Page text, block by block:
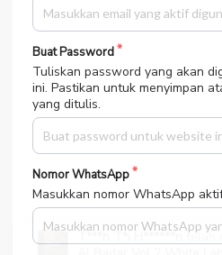
Buat Password
Tuliskan password yang akan
ini. Pastikan untuk menyimpan
yang ditulis.
Nomor WhatsApp
Masukkan nomor WhatsApp
telah